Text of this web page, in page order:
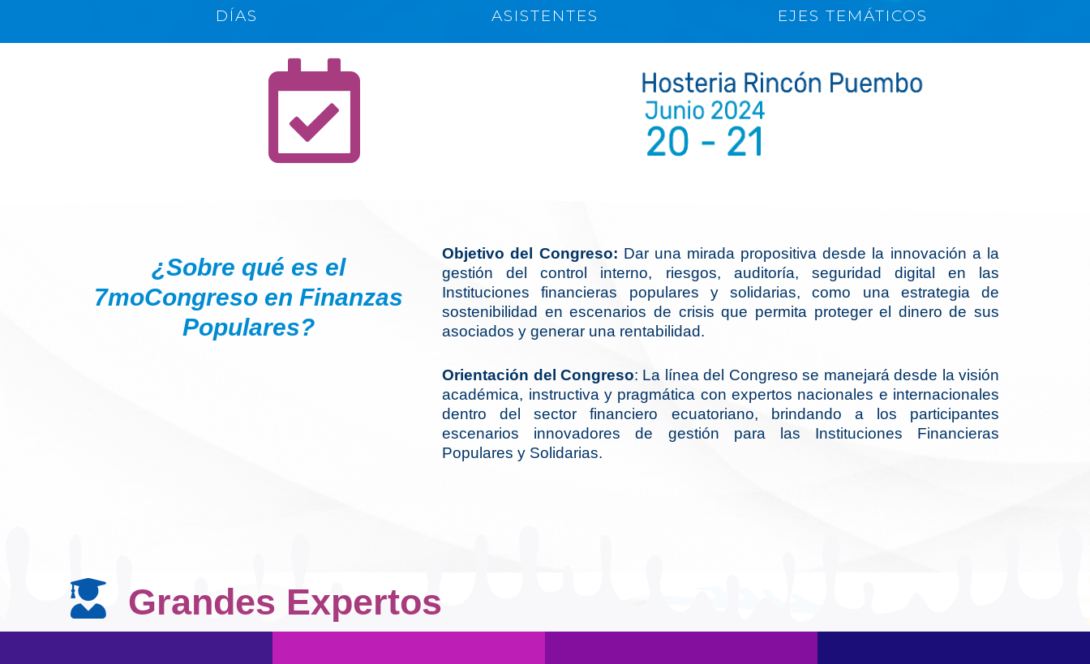
DÍAS ASISTENTES EJES TEMÁTICOS
¿Sobre qué es el
7moCongreso en Finanzas
Populares?
Objetivo del Congreso: Dar una mirada propositiva desde la innovación a la
gestión del control interno, riesgos, auditoría, seguridad digital en las
Instituciones financieras populares y solidarias, como una estrategia de
sostenibilidad en escenarios de crisis que permita proteger el dinero de sus
asociados y generar una rentabilidad.
Orientación del Congreso: La línea del Congreso se manejará desde la visión
académica, instructiva y pragmática con expertos nacionales e internacionales
dentro del sector financiero ecuatoriano, brindando a los participantes
escenarios innovadores de gestión para las Instituciones Financieras
Populares y Solidarias.
Grandes Expertos